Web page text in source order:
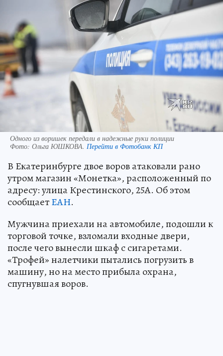
Одного из воришек передали в надежные руки полиции
Фото: Ольга ЮШКОВА. Перейти в Фотобанк КП
В Екатеринбурге двое воров атаковали рано
утром магазин «Монетка», расположенный по
адресу: улица Крестинского, 25А. Об этом
сообщаетЕАН.
Мужчина приехали на автомобиле, подошли к
торговой точке, взломали входные двери,
после чего вынесли шкаф с сигаретами.
«Трофей» налетчики пытались погрузить в
машину, но на место прибыла охрана,
спугнувшая воров.